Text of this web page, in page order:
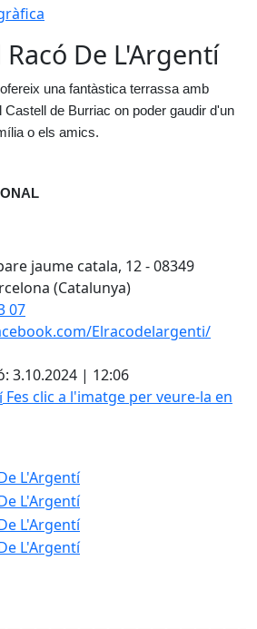
De L'Argentí
una fantàstica terrassa amb
de Burriac on poder gaudir d'un
o els amics.
jaume catala, 12 - 08349
(Catalunya)
07
Elracodelargenti/
3.10.2024 | 12:06
Fes clic a l'imatge per veure-la en
L'Argentí
Frankfurt El Racó De
Frankfurt El Racó De
Frankfurt El Racó De